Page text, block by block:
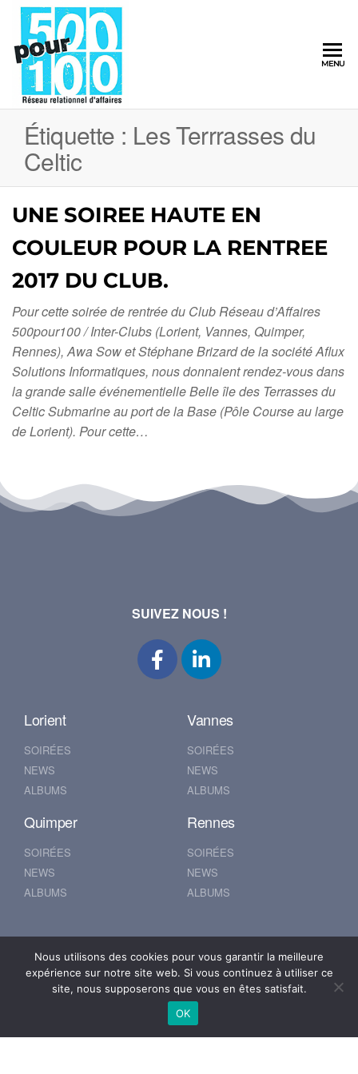
MENU
Étiquette : Les Terrrasses du
Celtic
UNE SOIREE HAUTE EN
COULEUR POUR LA RENTREE
2017 DU CLUB.
Pour cette soirée de rentrée du Club Réseau d’Affaires
500pour100 / Inter-Clubs (Lorient, Vannes, Quimper,
Rennes), Awa Sow et Stéphane Brizard de la société Aflux
Solutions Informatiques, nous donnaient rendez-vous dans
la grande salle événementielle Belle île des Terrasses du
Celtic Submarine au port de la Base (Pôle Course au large
de Lorient). Pour cette…
SUIVEZ NOUS !
Lorient
SOIRÉES
NEWS
ALBUMS
Vannes
SOIRÉES
NEWS
ALBUMS
Quimper
SOIRÉES
NEWS
ALBUMS
Rennes
SOIRÉES
NEWS
ALBUMS
Nantes
SOIRÉES
SOIRÉES
NEWS
ALBUMS
Nous utilisons des cookies pour vous garantir la meilleure
expérience sur notre site web. Si vous continuez à utiliser ce
site, nous supposerons que vous en êtes satisfait.
OK